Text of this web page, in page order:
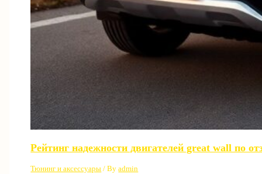
Рейтинг надежности двигателей great wall по
Тюнинг и аксессуары / Byadmin